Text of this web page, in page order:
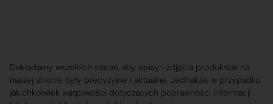
Dokładamy wszelkich starań, aby opisy i zdjęcia produktów na
naszej stronie były precyzyjne i aktualne. Jednakże, w przypadku
jakichkolwiek wątpliwości dotyczących poprawności informacji